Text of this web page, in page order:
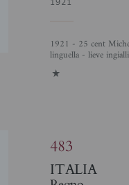
1921 - 25 cent Michetti (3) - gomma originale con invisibile traccia di
linguella - lieve
1
483
ITALIA